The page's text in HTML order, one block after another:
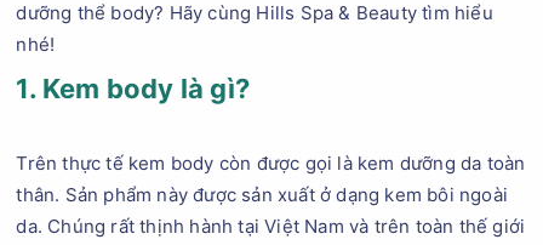
dưỡng thể body? Hãy cùng Hills Spa & Beauty tìm hiểu
nhé!
1. Kem body là gì?
Trên thực tế kem body còn được gọi là kem dưỡng da toàn
thân. Sản phẩm này được sản xuất ở dạng kem bôi ngoài
da. Chúng rất thịnh hành tại Việt Nam và trên toàn thế giới